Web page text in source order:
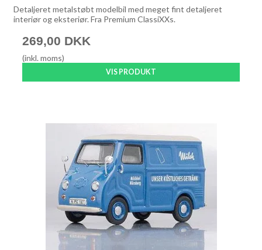
Detaljeret metalstøbt modelbil med meget fint detaljeret
interiør og eksteriør. Fra Premium ClassiXXs.
269,00 DKK
(inkl. moms)
VIS PRODUKT